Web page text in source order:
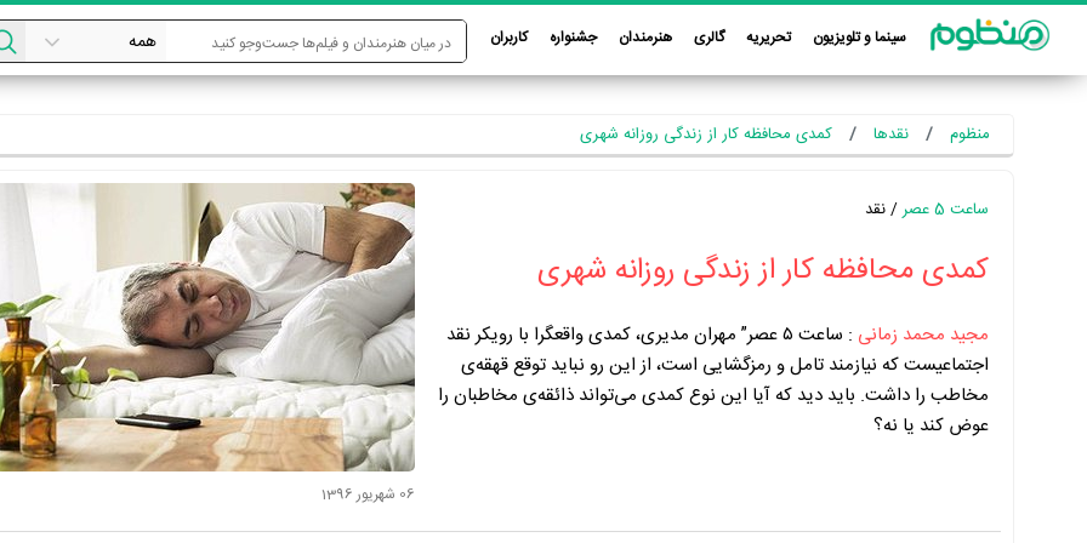
سینما و تلویزیون تحریریه گالری هنرمندان جشنواره کاربران
منظوم نقدها کمدی محافظه کار از زندگی روزانه شهری
ساعت 5 عصر / نقد
کمدی محافظه کار از زندگی روزانه شهری
مجید محمد زمانی :
ساعت ۵ عصر” مهران مدیری، کمدی واقعگرا با رویکر نقد
اجتماعیست که نیازمند تامل و رمزگشایی است، از این رو نباید توقع قهقه‌ی
مخاطب را داشت. باید دید که آیا این نوع کمدی می‌تواند ذائقه‌ی مخاطبان را
عوض کند یا نه؟
06 شهریور 1396